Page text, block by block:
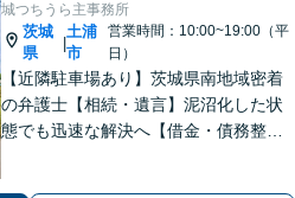
城つちうら主事務所
茨城
県
|
土浦
市
営業時間：10:00~19:00（平
日）
【近隣駐車場あり】茨城県南地域密着
の弁護士【相続・遺言】泥沼化した状
態でも迅速な解決へ【借金・債務整